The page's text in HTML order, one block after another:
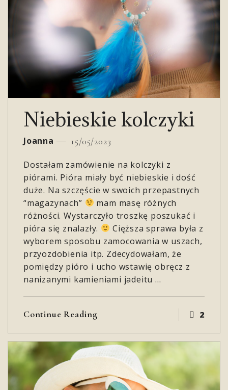
Niebieskie kolczyki
Joanna 15/05/2023
Dostałam zamówienie na kolczyki z
piórami. Pióra miały być niebieskie i dość
duże. Na szczęście w swoich przepastnych
“magazynach”
mam masę różnych
różności. Wystarczyło troszkę poszukać i
pióra się znalazły.
Cięższa sprawa była z
wyborem sposobu zamocowania w uszach,
przyozdobienia itp. Zdecydowałam, że
pomiędzy pióro i ucho wstawię obręcz z
nanizanymi kamieniami jadeitu …
Continue Reading 2